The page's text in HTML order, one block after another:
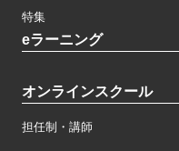
特集
eラーニング
オンラインスクール
担任制・講師